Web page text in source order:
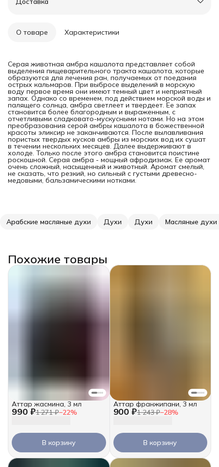
О товаре Характеристики
Серая животная амбра кашалота представляет собой
выделения пищеварительного тракта кашалота, которые
образуются для лечения ран, получаемых от поедания
острых кальмаров. При выбросе выделений в морскую
воду первое время они имеют темный цвет и неприятный
запах. Однако со временем, под действием морской воды и
палящего солнца, амбра светлеет и твердеет. Ее запах
становится более благородным и выраженным, с
отчетливыми сладковато-мускусными нотами. Но на этом
преобразования серой амбры кашалота в божественной
красоты эликсир не заканчиваются. После вылавливания
пористых твердых кусков амбры из морских вод их сушат
в течении нескольких месяцев. Далее выдерживают в
холоде. Только после этого амбра становится поистине
роскошной. Серая амбра - мощный афродизиак. Ее аромат
очень сложный, насыщенный и животный. Аромат смелый,
не сказать, что резкий, но сильный с густыми древесно-
медовыми, бальзамическими нотками.
Арабские масляные духи Духи Духи Масляные духи
Похожие товары
990 ₽1 271 ₽−22%
Аттар жасмина, 3 мл
В корзину
900 ₽1 243 ₽−28%
Аттар франжипани, 3 мл
В корзину